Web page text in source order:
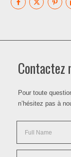
Contactez
Pour toute
n’hésitez pas à